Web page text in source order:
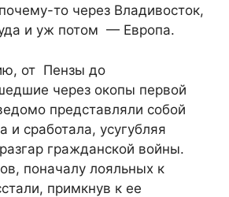
то через Владивосток,
и уж потом — Европа.
от Пензы до
через окопы первой
представляли собой
сработала, усугубляя
гражданской войны.
поначалу лояльных к
примкнув к ее